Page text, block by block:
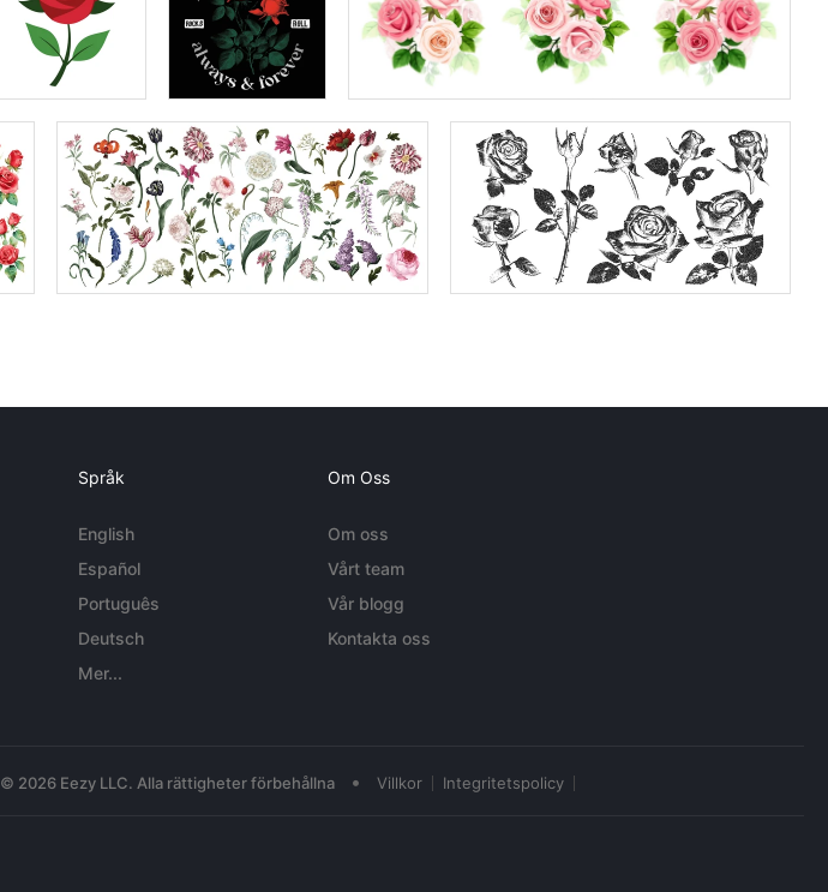
Språk
English
Español
Português
Deutsch
Mer...
Om Oss
Om oss
Vårt team
Vår blogg
Kontakta oss
© 2026 Eezy LLC. Alla rättigheter förbehållna • Villkor Integritetspolicy